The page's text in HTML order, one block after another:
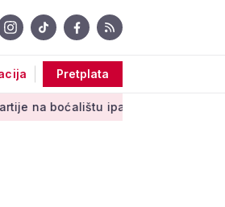
Pretplata
ipak su zajednički trenuci'